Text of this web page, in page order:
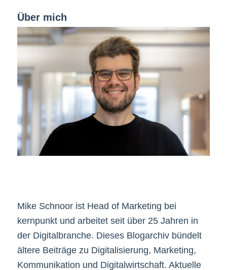
Über mich
Mike Schnoor ist Head of Marketing bei
kernpunkt und arbeitet seit über 25 Jahren in
der Digitalbranche. Dieses Blogarchiv bündelt
ältere Beiträge zu Digitalisierung, Marketing,
Kommunikation und Digitalwirtschaft. Aktuelle